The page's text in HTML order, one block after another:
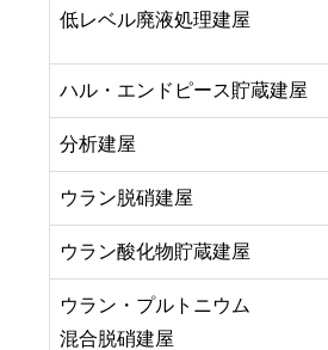
低レベル廃液処理建屋
ハル・エンドピース貯蔵建屋
分析建屋
ウラン脱硝建屋
ウラン酸化物貯蔵建屋
ウラン・プルトニウム
混合脱硝建屋